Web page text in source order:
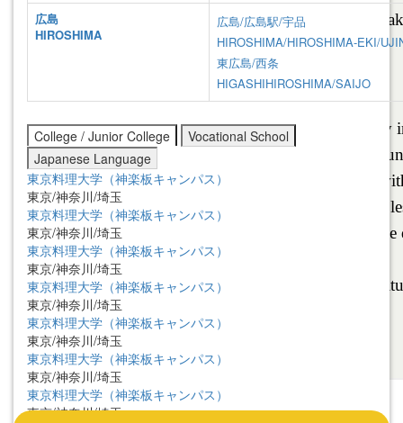
広島
HIROSHIMA
広島/広島駅/宇品
HIROSHIMA/HIROSHIMA-EKI/
東広島/西条
HIGASHIHIROSHIMA/SAIJO
College / Junior College
Vocational School
Japanese Language
東京料理大学（神楽板キャンパス）
東京/神奈川/埼玉
東京料理大学（神楽板キャンパス）
東京/神奈川/埼玉
東京料理大学（神楽板キャンパス）
東京/神奈川/埼玉
東京料理大学（神楽板キャンパス）
東京/神奈川/埼玉
東京料理大学（神楽板キャンパス）
東京/神奈川/埼玉
東京料理大学（神楽板キャンパス）
東京/神奈川/埼玉
東京料理大学（神楽板キャンパス）
東京/神奈川/埼玉